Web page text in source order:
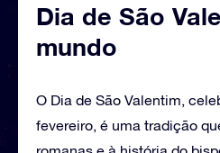
Dia de São
mundo
O Dia de São Valentim,
fevereiro, é uma tradição